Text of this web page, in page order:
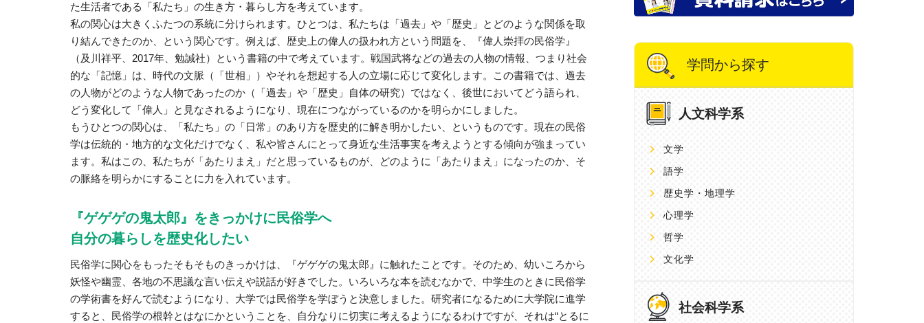
た生活者である「私たち」の生き方・暮らし方を考えています。
私の関心は大きくふたつの系統に分けられます。ひとつは、私たちは「過去」や「歴史」とどのような関係を取
り結んできたのか、という関心です。例えば、歴史上の偉人の扱われ方という問題を、『偉人崇拝の民俗学』
（及川祥平、2017年、勉誠社）という書籍の中で考えています。戦国武将などの過去の人物の情報、つまり社会
的な「記憶」は、時代の文脈（「世相」）やそれを想起する人の立場に応じて変化します。この書籍では、過去
の人物がどのような人物であったのか（「過去」や「歴史」自体の研究）ではなく、後世においてどう語られ、
どう変化して「偉人」と見なされるようになり、現在につながっているのかを明らかにしました。
もうひとつの関心は、「私たち」の「日常」のあり方を歴史的に解き明かしたい、というものです。現在の民俗
学は伝統的・地方的な文化だけでなく、私や皆さんにとって身近な生活事実を考えようとする傾向が強まってい
ます。私はこの、私たちが「あたりまえ」だと思っているものが、どのように「あたりまえ」になったのか、そ
の脈絡を明らかにすることに力を入れています。
『ゲゲゲの鬼太郎』をきっかけに民俗学へ
自分の暮らしを歴史化したい
民俗学に関心をもったそもそものきっかけは、『ゲゲゲの鬼太郎』に触れたことです。そのため、幼いころから
妖怪や幽霊、各地の不思議な言い伝えや説話が好きでした。いろいろな本を読むなかで、中学生のときに民俗学
の学術書を好んで読むようになり、大学では民俗学を学ぼうと決意しました。研究者になるために大学院に進学
すると、民俗学の根幹とはなにかということを、自分なりに切実に考えるようになるわけですが、それは“とるに
学問から探す
人文科学系
文学
語学
歴史学・地理学
心理学
哲学
文化学
社会科学系